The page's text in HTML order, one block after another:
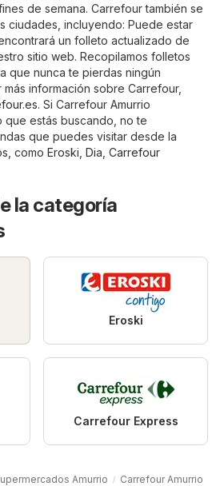
de semana. Carrefour también se
ciudades, incluyendo: Puede estar
un folleto actualizado de
sitio web. Recopilamos folletos
que nunca te pierdas ningún
información sobre Carrefour,
. Si Carrefour Amurrio
estás buscando, no te
que puedes visitar desde la
, como Eroski Dia Carrefour
la categoría
Eroski
Carrefour Express
Amurrio Carrefour Amurrio